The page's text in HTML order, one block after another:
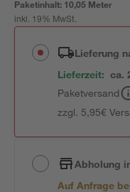
Paketinhalt: 10,05 Meter
inkl. 19% MwSt.
Lieferung
Lieferzeit: ca.
Paketversand
zzgl. 5,95€
Abholung
Auf Anfrage